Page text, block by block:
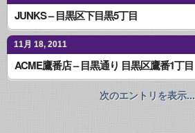
JUNKS – 目黒区下目黒5丁目
11月 18, 2011
ACME鷹番店 – 目黒通り 目黒区鷹番1丁目
次のエントリを表示...